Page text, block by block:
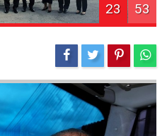
23 53